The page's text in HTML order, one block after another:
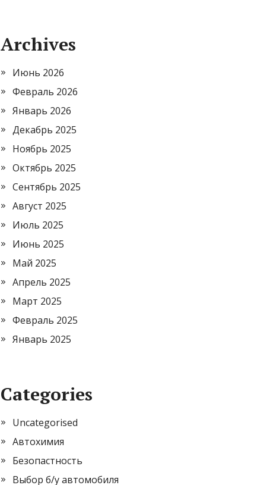
Archives
Июнь 2026
Февраль 2026
Январь 2026
Декабрь 2025
Ноябрь 2025
Октябрь 2025
Сентябрь 2025
Август 2025
Июль 2025
Июнь 2025
Май 2025
Апрель 2025
Март 2025
Февраль 2025
Январь 2025
Categories
Uncategorised
Автохимия
Безопастность
Выбор б/у автомобиля